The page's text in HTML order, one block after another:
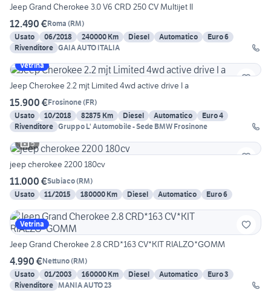
Jeep Grand Cherokee 3.0 V6 CRD 250 CV Multijet II
12.490 €Roma (RM)
Usato
06/2018 240000 Km Diesel Automatico
Euro 6
Rivenditore GAIA AUTO ITALIA
Vetrina
Jeep Cherokee 2.2 mjt Limited 4wd active drive I a
15.900 €Frosinone(FR)
Usato
10/2018 82875 Km Diesel Automatico
Euro 4
Rivenditore Gruppo L' Automobile - Sede BMW Frosinone
5
jeep cherokee 2200 180cv
11.000 €Subiaco(RM)
Usato
11/2015 180000 Km Diesel Automatico Euro 6
Vetrina
Jeep Grand Cherokee 2.8 CRD*163 CV*KIT RIALZO*GOMM
4.990 €Nettuno(RM)
Usato
01/2003 160000 Km Diesel Automatico
Euro 3
Rivenditore MANIA AUTO 23